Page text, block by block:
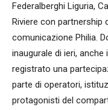
Federalberghi Liguria,
Riviere con partnership
comunicazione Philia.
inaugurale di ieri,
registrato una
parte di operatori,
protagonisti del